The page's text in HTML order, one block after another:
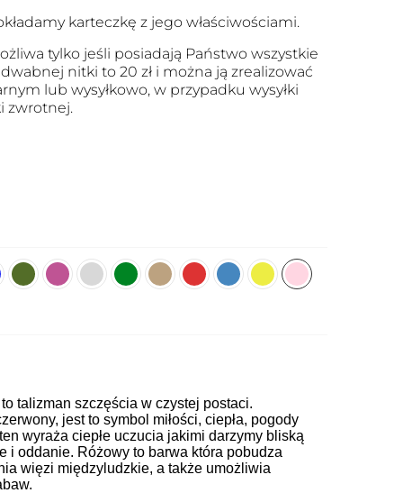
karteczkę z jego właściwościami.
tylko jeśli posiadają Państwo wszystkie
nitki to 20 zł i można ją zrealizować
lub wysyłkowo, w przypadku wysyłki
zwrotnej.
talizman szczęścia w czystej postaci.
jest to symbol miłości, ciepła, pogody
wyraża ciepłe uczucia jakimi darzymy bliską
i oddanie. Różowy to barwa która pobudza
więzi międzyludzkie, a także umożliwia